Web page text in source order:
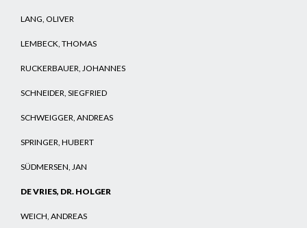
LANG, OLIVER
LEMBECK, THOMAS
RUCKERBAUER, JOHANNES
SCHNEIDER, SIEGFRIED
SCHWEIGGER, ANDREAS
SPRINGER, HUBERT
SÜDMERSEN, JAN
DE VRIES, DR. HOLGER
WEICH, ANDREAS